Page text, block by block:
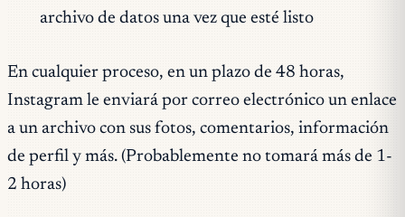
archivo de datos una vez que esté listo
En cualquier proceso, en un plazo de 48 horas,
Instagram le enviará por correo electrónico un enlace
a un archivo con sus fotos, comentarios, información
de perfil y más. (Probablemente no tomará más de 1-
2 horas)